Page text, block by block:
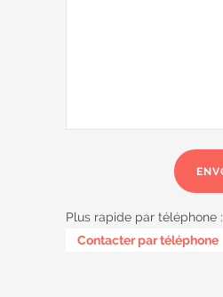
Plus rapide par téléphone :
0485 58 62 32
Contacter par téléphone